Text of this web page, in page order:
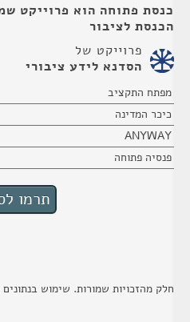
כנסת פתוחה הוא פרוייקט
הכנסת לציבור
פרוייקט של
הסדנא לידע ציבורי
מפתח התקציב
כיכר המדינה
ANYWAY
פנסיה פתוחה
חלק מהזכויות שמורות. שימוש